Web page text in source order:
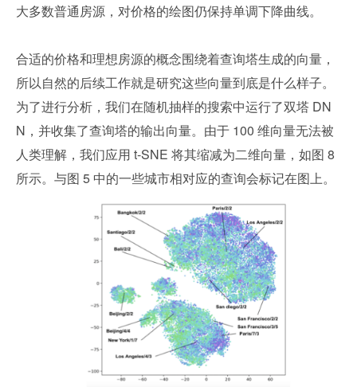
大多数普通房源，对价格的绘图仍保持单调下降曲线。
合适的价格和理想房源的概念围绕着查询塔生成的向量，
所以自然的后续工作就是研究这些向量到底是什么样子。
为了进行分析，我们在随机抽样的搜索中运行了双塔 DN
N，并收集了查询塔的输出向量。由于 100 维向量无法被
人类理解，我们应用 t-SNE 将其缩减为二维向量，如图 8
所示。与图 5 中的一些城市相对应的查询会标记在图上。